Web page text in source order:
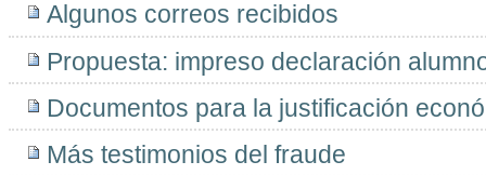
Algunos correos recibidos
Propuesta: impreso declaración
Documentos para la justificación
Más testimonios del fraude